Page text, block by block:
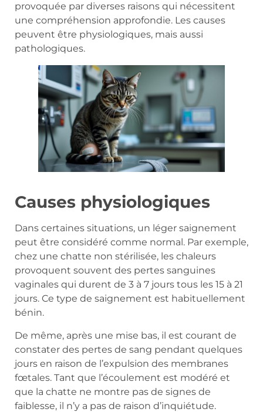
provoquée par diverses raisons qui nécessitent
une compréhension approfondie. Les causes
peuvent être physiologiques, mais aussi
pathologiques.
Causes physiologiques
Dans certaines situations, un léger saignement
peut être considéré comme normal. Par exemple,
chez une chatte non stérilisée, les chaleurs
provoquent souvent des pertes sanguines
vaginales qui durent de 3 à 7 jours tous les 15 à 21
jours. Ce type de saignement est habituellement
bénin.
De même, après une mise bas, il est courant de
constater des pertes de sang pendant quelques
jours en raison de l’expulsion des membranes
fœtales. Tant que l’écoulement est modéré et
que la chatte ne montre pas de signes de
faiblesse, il n’y a pas de raison d’inquiétude.